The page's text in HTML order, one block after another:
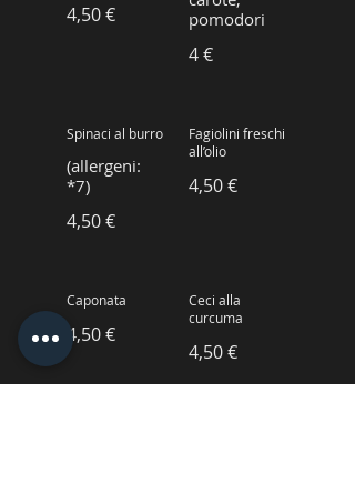
4,50 €
pomodori
4 €
Spinaci al burro
(allergeni:
*7)
4,50 €
Fagiolini freschi
all’olio
4,50 €
Caponata
4,50 €
Ceci alla
curcuma
4,50 €